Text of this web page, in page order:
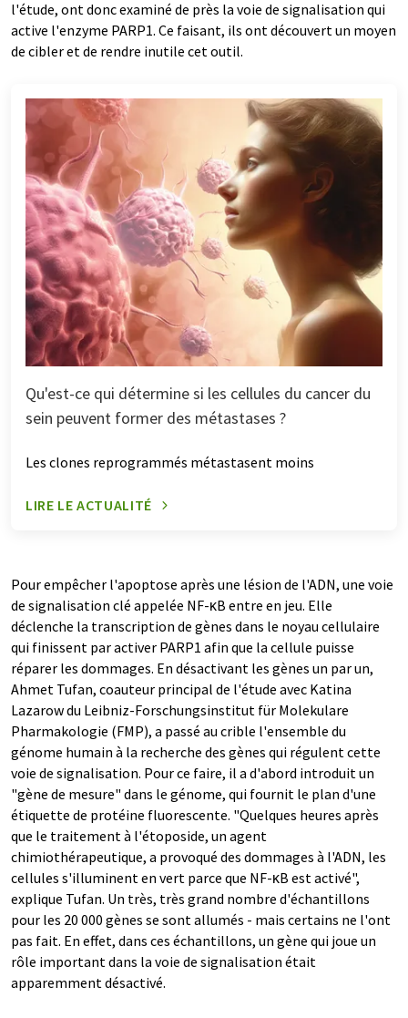
l'étude, ont donc examiné de près la voie de signalisation qui
active l'enzyme PARP1. Ce faisant, ils ont découvert un moyen
de cibler et de rendre inutile cet outil.
Qu'est-ce qui détermine si les cellules du cancer du
sein peuvent former des métastases ?
Les clones reprogrammés métastasent moins
LIRE LE ACTUALITÉ
Pour empêcher l'apoptose après une lésion de l'ADN, une voie
de signalisation clé appelée NF-κB entre en jeu. Elle
déclenche la transcription de gènes dans le noyau cellulaire
qui finissent par activer PARP1 afin que la cellule puisse
réparer les dommages. En désactivant les gènes un par un,
Ahmet Tufan, coauteur principal de l'étude avec Katina
Lazarow du Leibniz-Forschungsinstitut für Molekulare
Pharmakologie (FMP), a passé au crible l'ensemble du
génome humain à la recherche des gènes qui régulent cette
voie de signalisation. Pour ce faire, il a d'abord introduit un
"gène de mesure" dans le génome, qui fournit le plan d'une
étiquette de protéine fluorescente. "Quelques heures après
que le traitement à l'étoposide, un agent
chimiothérapeutique, a provoqué des dommages à l'ADN, les
cellules s'illuminent en vert parce que NF-κB est activé",
explique Tufan. Un très, très grand nombre d'échantillons
pour les 20 000 gènes se sont allumés - mais certains ne l'ont
pas fait. En effet, dans ces échantillons, un gène qui joue un
rôle important dans la voie de signalisation était
apparemment désactivé.